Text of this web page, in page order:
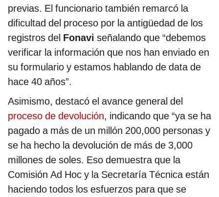
previas. El funcionario también remarcó la
dificultad del proceso por la antigüedad de los
registros del Fonavi señalando que “debemos
verificar la información que nos han enviado en
su formulario y estamos hablando de data de
hace 40 años”.
Asimismo, destacó el avance general del
proceso de devolución, indicando que “ya se ha
pagado a más de un millón 200,000 personas y
se ha hecho la devolución de más de 3,000
millones de soles. Eso demuestra que la
Comisión Ad Hoc y la Secretaría Técnica están
haciendo todos los esfuerzos para que se